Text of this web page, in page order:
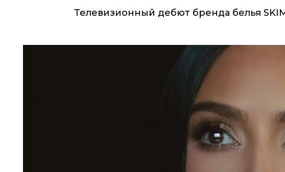
Телевизионный дебют бренда белья